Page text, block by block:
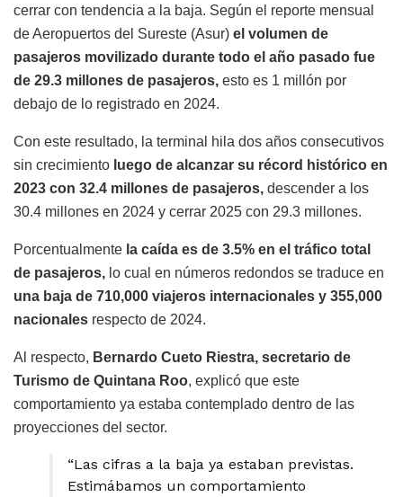
cerrar con tendencia a la baja. Según el reporte mensual
de Aeropuertos del Sureste (Asur) el volumen de
pasajeros movilizado durante todo el año pasado fue
de 29.3 millones de pasajeros, esto es 1 millón por
debajo de lo registrado en 2024.
Con este resultado, la terminal hila dos años consecutivos
sin crecimiento luego de alcanzar su récord histórico en
2023 con 32.4 millones de pasajeros, descender a los
30.4 millones en 2024 y cerrar 2025 con 29.3 millones.
Porcentualmente la caída es de 3.5% en el tráfico total
de pasajeros, lo cual en números redondos se traduce en
una baja de 710,000 viajeros internacionales y 355,000
nacionales respecto de 2024.
Al respecto, Bernardo Cueto Riestra, secretario de
Turismo de Quintana Roo, explicó que este
comportamiento ya estaba contemplado dentro de las
proyecciones del sector.
“Las cifras a la baja ya estaban previstas.
Estimábamos un comportamiento